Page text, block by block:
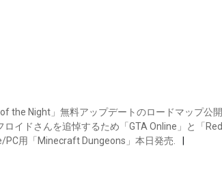
the Night」無料アップデートのロードマップ公開
イドさんを追悼するため「GTA Online」と「Red
用「Minecraft Dungeons」本日発売.